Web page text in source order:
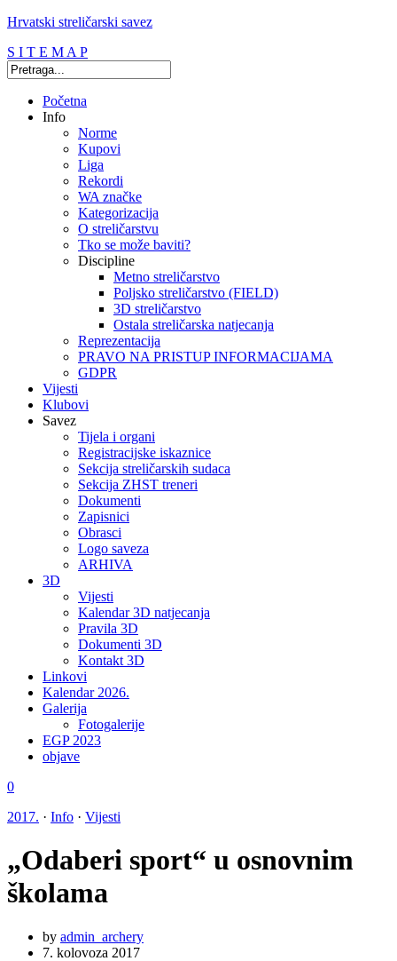
Hrvatski streličarski savez
S I T E M A P
Početna
Info
Norme
Kupovi
Liga
Rekordi
WA značke
Kategorizacija
O streličarstvu
Tko se može baviti?
Discipline
Metno streličarstvo
Poljsko streličarstvo (FIELD)
3D streličarstvo
Ostala streličarska natjecanja
Reprezentacija
PRAVO NA PRISTUP INFORMACIJAMA
GDPR
Vijesti
Klubovi
Savez
Tijela i organi
Registracijske iskaznice
Sekcija streličarskih sudaca
Sekcija ZHST treneri
Dokumenti
Zapisnici
Obrasci
Logo saveza
ARHIVA
3D
Vijesti
Kalendar 3D natjecanja
Pravila 3D
Dokumenti 3D
Kontakt 3D
Linkovi
Kalendar 2026.
Galerija
Fotogalerije
EGP 2023
objave
0
2017. · Info · Vijesti
„Odaberi sport“ u osnovnim
školama
by admin_archery
7. kolovoza 2017